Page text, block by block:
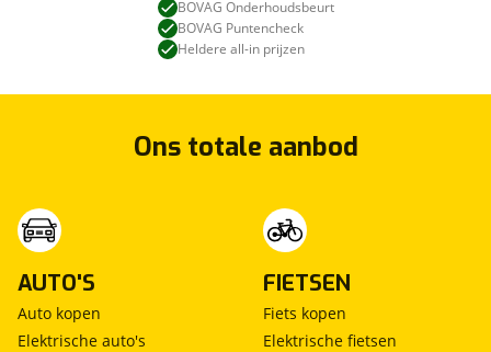
BOVAG Onderhoudsbeurt
BOVAG Puntencheck
Heldere all-in prijzen
Ons totale aanbod
AUTO'S
Auto kopen
Elektrische auto's
FIETSEN
Fiets kopen
Elektrische fietsen